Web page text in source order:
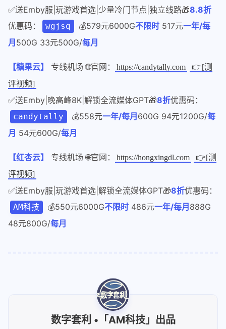
✅送Emby服|玩游戏首选|少量冷门节点|独立线路🎁8.8折
优惠码：
wgjsq 💰579元6000G不限时517元一年/每
月 500G 33元500G/每月
【糖果云】 专线机场 🌐官网： https://candytally.com
👉[测
评视频]
✅送Emby|晚高峰8K|解锁全流媒体GPT🎁8折优惠码：
candytally 💰558元一年/每月 600G 94元1200G/每
月 54元600G/每月
【红杏云】 专线机场 🌐官网： https://hongxingdl.com
👉[测
评视频]
✅送Emby服|玩游戏首选|解锁全流媒体GPT🎁8折优惠码：
AM科技 💰550元6000G不限时486元一年/每月 888G
48元800G/每月
数字套利 •「AM科技」出品